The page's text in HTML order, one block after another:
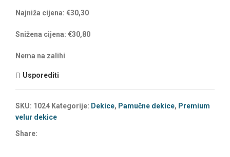
Najniža cijena: €30,30
Snižena cijena: €30,80
Nema na zalihi
Usporediti
SKU: 1024 Kategorije: Dekice, Pamučne dekice, Premium
velur dekice
Share: